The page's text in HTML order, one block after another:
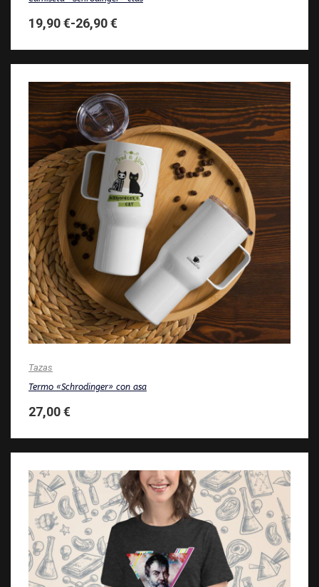
19,90€-26,90€
Tazas
Termo «Schrodinger» con asa
27,00€